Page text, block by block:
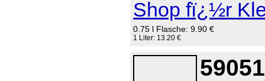
Shop fï¿½r
0.75 l Flasche: 9.90 €
1 Liter: 13.20 €